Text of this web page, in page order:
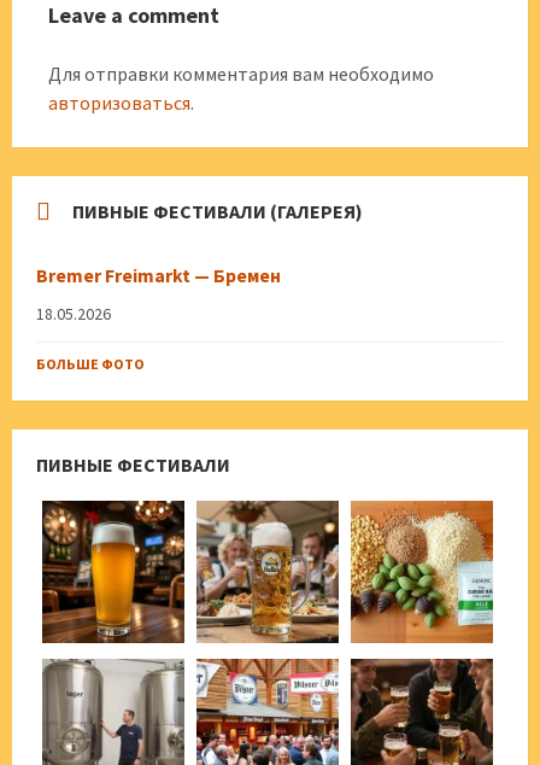
Leave a comment
Для отправки комментария вам необходимо
авторизоваться.
ПИВНЫЕ ФЕСТИВАЛИ (ГАЛЕРЕЯ)
Bremer Freimarkt — Бремен
18.05.2026
БОЛЬШЕ ФОТО
ПИВНЫЕ ФЕСТИВАЛИ